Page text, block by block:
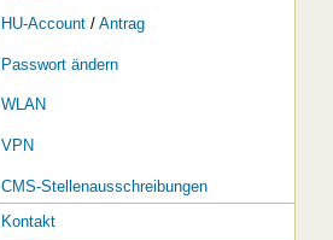
HU-Account/ Antrag
Passwort ändern
WLAN
VPN
CMS-Stellenausschreibungen
Kontakt